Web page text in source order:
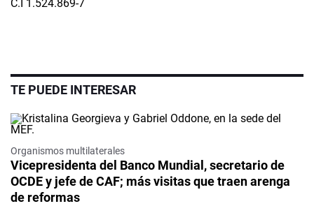
C.I 1.524.869-7
TE PUEDE INTERESAR
Organismos multilaterales
Vicepresidenta del Banco Mundial, secretario de
OCDE y jefe de CAF; más visitas que traen arenga
de reformas